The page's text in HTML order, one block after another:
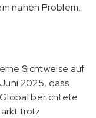
nahen Problem.
Sichtweise auf
2025, dass
berichtete
trotz